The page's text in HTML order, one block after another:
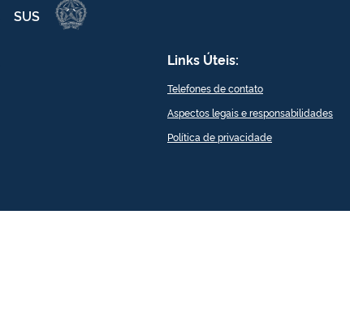
SUS
Links Úteis:
Telefones de contato
Aspectos legais e responsabilidades
Política de privacidade